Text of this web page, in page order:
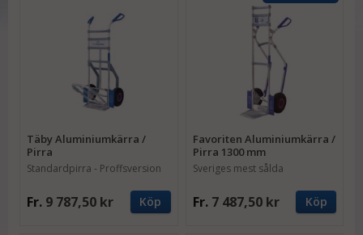
Täby Aluminiumkärra /
Pirra
Standardpirra - Proffsversion
Fr. 9 787,50 kr Köp
Favoriten Aluminiumkärra /
Pirra 1300 mm
Sveriges mest sålda
Fr. 7 487,50 kr Köp